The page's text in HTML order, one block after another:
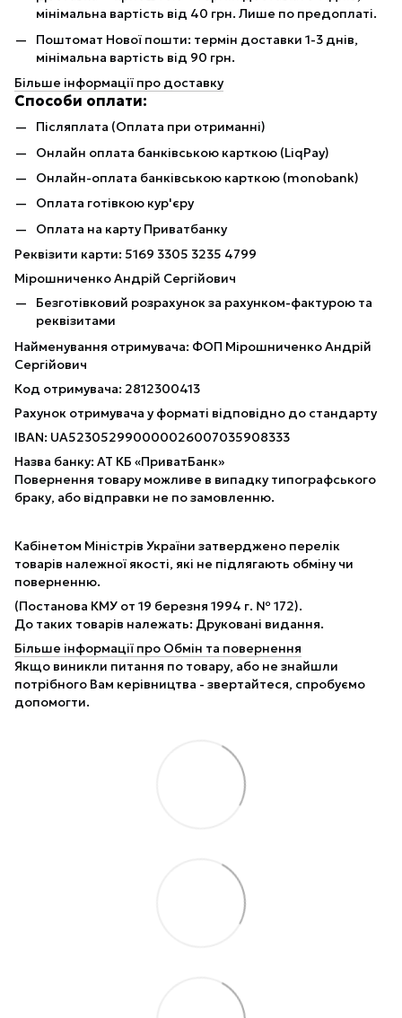
мінімальна вартість від 40 грн. Лише по предоплаті.
Поштомат Нової пошти: термін доставки 1-3 днів,
мінімальна вартість від 90 грн.
Більше інформації про доставку
Способи оплати:
Післяплата (Оплата при отриманні)
Онлайн оплата банківською карткою (LiqPay)
Онлайн-оплата банківською карткою (monobank)
Оплата готівкою кур'єру
Оплата на карту Приватбанку
Реквізити карти: 5169 3305 3235 4799
Мірошниченко Андрій Сергійович
Безготівковий розрахунок за рахунком-фактурою та
реквізитами
Найменування отримувача: ФОП Мірошниченко Андрій
Сергійович
Код отримувача: 2812300413
Рахунок отримувача у форматі відповідно до стандарту
IBAN: UA523052990000026007035908333
Назва банку: АТ КБ «ПриватБанк»
Повернення товару можливе в випадку типографського
браку, або відправки не по замовленню.
Кабінетом Міністрів України затверджено перелік
товарів належної якості, які не підлягають обміну чи
поверненню.
(Постанова КМУ от 19 березня 1994 г. № 172).
До таких товарів належать: Друковані видання.
Більше інформації про Обмін та повернення
Якщо виникли питання по товару, або не знайшли
потрібного Вам керівництва - звертайтеся, спробуємо
допомогти.